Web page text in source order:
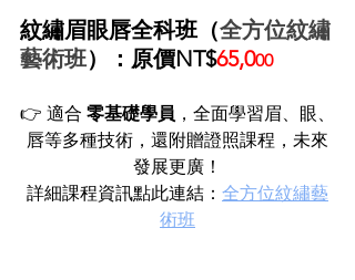
紋繡眉眼唇全科班（全方位紋繡
藝術班）：原價NT$65,000
👉 適合 零基礎學員 ，全面學習眉、眼、
唇等多種技術，還附贈證照課程，未來
發展更廣！
詳細課程資訊點此連結： 全方位紋繡藝
術班